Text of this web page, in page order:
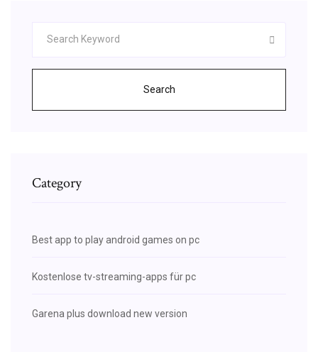
Search
Category
Best app to play android games on pc
Kostenlose tv-streaming-apps für pc
Garena plus download new version